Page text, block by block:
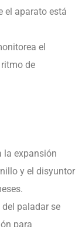
el aparato está
el
de
la expansión
y el disyuntor
del paladar se
para